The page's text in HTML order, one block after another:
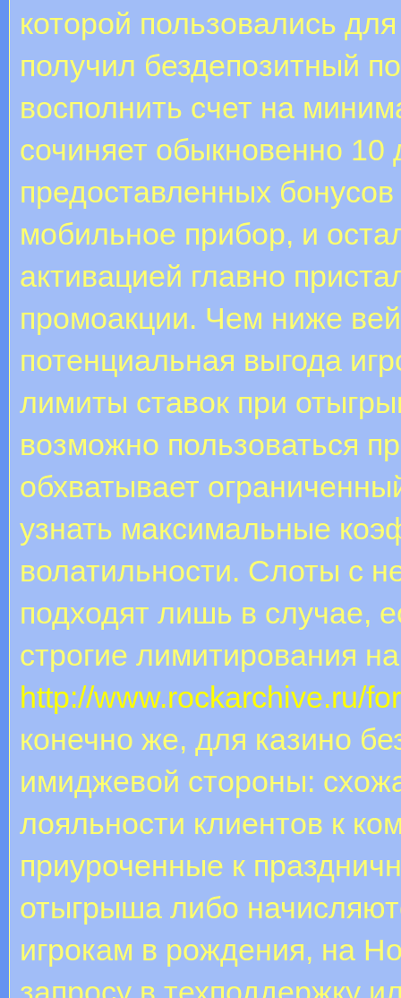
которой пользовались
получил бездепозитный
восполнить счет на
сочиняет обыкновенно
предоставленных
мобильное прибор, и
активацией главно
промоакции. Чем ниже
потенциальная выгода
лимиты ставок при
возможно пользоваться
обхватывает
узнать максимальные
волатильности. Слоты с
подходят лишь в случае,
строгие лимитирования
http://www.rockarchive.ru/
конечно же, для казино
имиджевой стороны:
лояльности клиентов к
приуроченные к
отыгрыша либо
игрокам в рождения, на